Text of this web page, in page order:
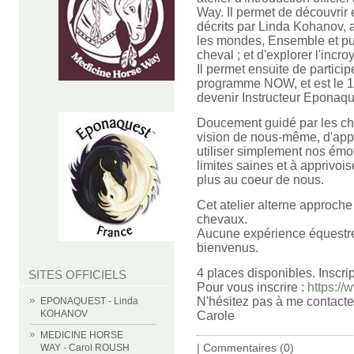
SITES OFFICIELS
EPONAQUEST - Linda
KOHANOV
MEDICINE HORSE
WAY - Carol ROUSH
Way. Il permet de
décrits par Linda Kohanov,
les mondes, Ensemble et
cheval ; et d'explorer
Il permet ensuite de
programme NOW, et est le
devenir Instructeur
Doucement guidé par les
vision de nous-même,
utiliser simplement nos
limites saines et à
plus au coeur de nous.
Cet atelier alterne
chevaux.
Aucune expérience
bienvenus.
4 places disponibles.
Pour vous inscrire : https://
N'hésitez pas à me
Carole
| Commentaires (0)